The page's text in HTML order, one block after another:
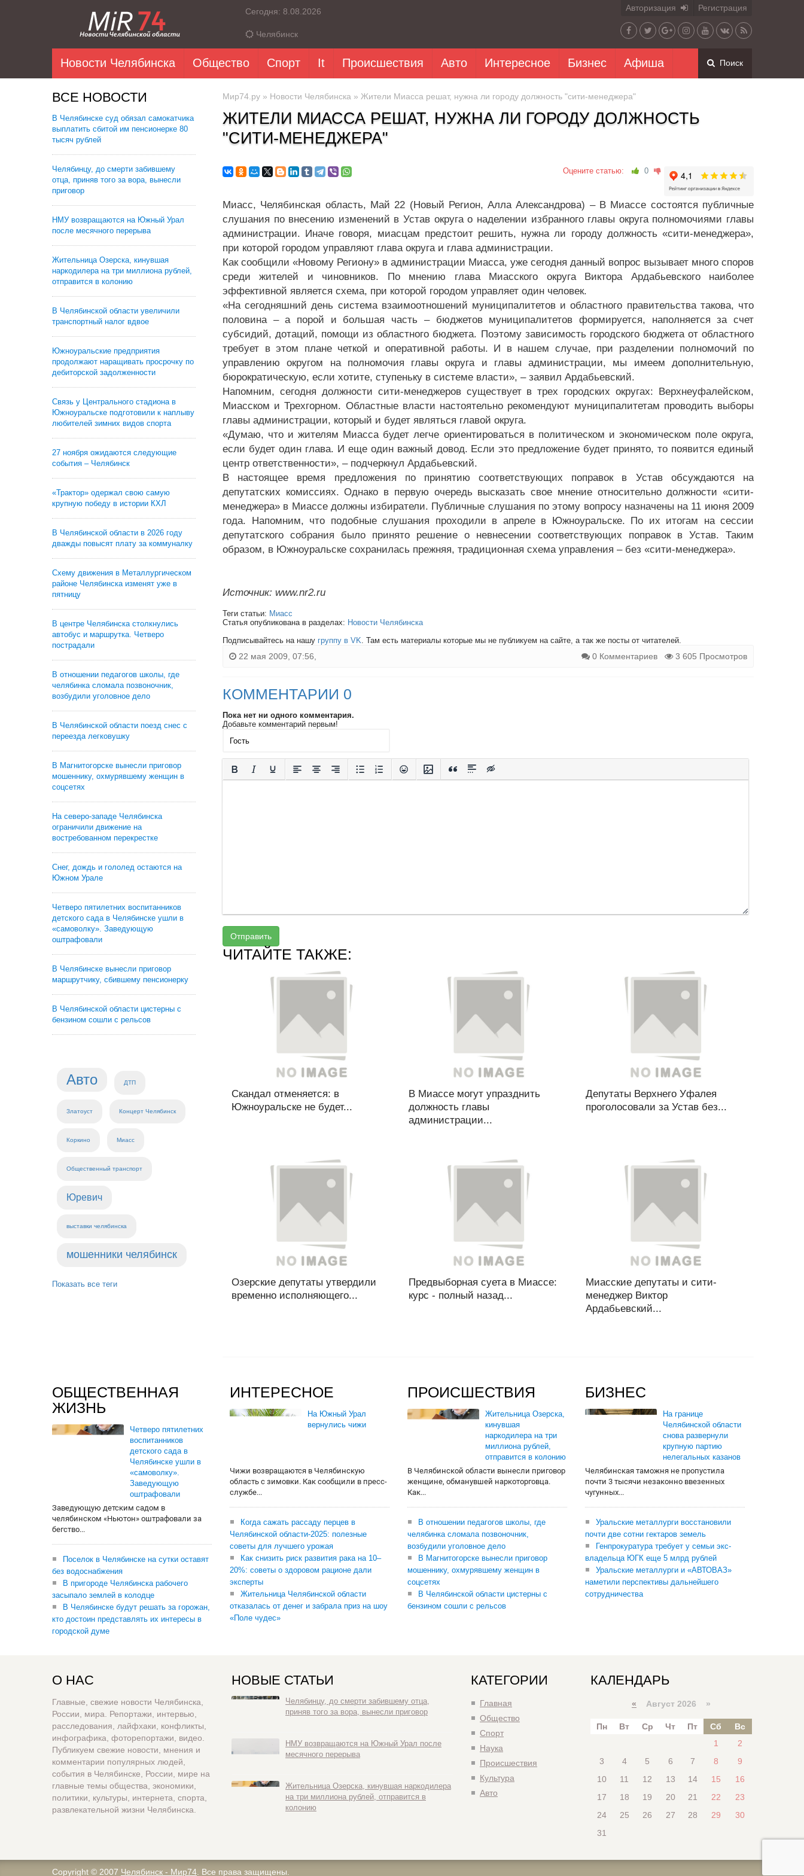
Сегодня: 8.08.2026
Челябинск
Авторизация Регистрация
Новости Челябинска Общество Спорт It Происшествия Авто Интересное Бизнес Афиша Поиск
ВСЕ НОВОСТИ
В Челябинске суд обязал самокатчика
выплатить сбитой им пенсионерке 80
тысяч рублей
Челябинцу, до смерти забившему
отца, приняв того за вора, вынесли
приговор
НМУ возвращаются на Южный Урал
после месячного перерыва
Жительница Озерска, кинувшая
наркодилера на три миллиона рублей,
отправится в колонию
В Челябинской области увеличили
транспортный налог вдвое
Южноуральские предприятия
продолжают наращивать просрочку по
дебиторской задолженности
Связь у Центрального стадиона в
Южноуральске подготовили к наплыву
любителей зимних видов спорта
27 ноября ожидаются следующие
события – Челябинск
«Трактор» одержал свою самую
крупную победу в истории КХЛ
В Челябинской области в 2026 году
дважды повысят плату за коммуналку
Схему движения в Металлургическом
районе Челябинска изменят уже в
пятницу
В центре Челябинска столкнулись
автобус и маршрутка. Четверо
пострадали
В отношении педагогов школы, где
челябинка сломала позвоночник,
возбудили уголовное дело
В Челябинской области поезд снес с
переезда легковушку
В Магнитогорске вынесли приговор
мошеннику, охмурявшему женщин в
соцсетях
На северо-западе Челябинска
ограничили движение на
востребованном перекрестке
Снег, дождь и гололед остаются на
Южном Урале
Четверо пятилетних воспитанников
детского сада в Челябинске ушли в
«самоволку». Заведующую
оштрафовали
В Челябинске вынесли приговор
маршрутчику, сбившему пенсионерку
В Челябинской области цистерны с
бензином сошли с рельсов
Авто ДТП
Златоуст Концерт Челябинск
Коркино Миасс
Общественный транспорт
Юревич
выставки челябинска
мошенники челябинск
Показать все теги
Мир74.ру » Новости Челябинска » Жители Миасса решат, нужна ли городу должность "сити-менеджера"
ЖИТЕЛИ МИАССА РЕШАТ, НУЖНА ЛИ ГОРОДУ ДОЛЖНОСТЬ
"СИТИ-МЕНЕДЖЕРА"
Оцените статью: 0
Миасс, Челябинская область, Май 22 (Новый Регион, Алла Александрова) – В Миассе состоятся публичные
слушания по внесению изменений в Устав округа о наделении избранного главы округа полномочиями главы
администрации. Иначе говоря, миасцам предстоит решить, нужна ли городу должность «сити-менеджера»,
при которой городом управляют глава округа и глава администрации.
Как сообщили «Новому Региону» в администрации Миасса, уже сегодня данный вопрос вызывает много споров
среди жителей и чиновников. По мнению глава Миасского округа Виктора Ардабьевского наиболее
эффективной является схема, при которой городом управляет один человек.
«На сегодняшний день система взаимоотношений муниципалитетов и областного правительства такова, что
половина – а порой и большая часть – бюджетов муниципалитетов формируется, наполняется за счет
субсидий, дотаций, помощи из областного бюджета. Поэтому зависимость городского бюджета от областного
требует в этом плане четкой и оперативной работы. И в нашем случае, при разделении полномочий по
управлению округом на полномочия главы округа и главы администрации, мы имеем дополнительную,
бюрократическую, если хотите, ступеньку в системе власти», – заявил Ардабьевский.
Напомним, сегодня должности сити-менеджеров существует в трех городских округах: Верхнеуфалейском,
Миасском и Трехгорном. Областные власти настоятельно рекомендуют муниципалитетам проводить выборы
главы администрации, который и будет являться главой округа.
«Думаю, что и жителям Миасса будет легче ориентироваться в политическом и экономическом поле округа,
если будет один глава. И еще один важный довод. Если это предложение будет принято, то появится единый
центр ответственности», – подчеркнул Ардабьевский.
В настоящее время предложения по принятию соответствующих поправок в Устав обсуждаются на
депутатских комиссиях. Однако в первую очередь высказать свое мнение относительно должности «сити-
менеджера» в Миассе должны избиратели. Публичные слушания по этому вопросу назначены на 11 июня 2009
года. Напомним, что подобные слушания проходили в апреле в Южноуральске. По их итогам на сессии
депутатского собрания было принято решение о невнесении соответствующих поправок в Устав. Таким
образом, в Южноуральске сохранилась прежняя, традиционная схема управления – без «сити-менеджера».
Источник: www.nr2.ru
Теги статьи: Миасс
Статья опубликована в разделах: Новости Челябинска
Подписывайтесь на нашу группу в VK. Там есть материалы которые мы не публикуем на сайте, а так же посты от читателей.
22 мая 2009, 07:56, 0 Комментариев 3 605 Просмотров
КОММЕНТАРИИ 0
Пока нет ни одного комментария.
Добавьте комментарий первым!
Отправить
ЧИТАЙТЕ ТАКЖЕ:
Скандал отменяется: в
Южноуральске не будет...
В Миассе могут упразднить
должность главы
администрации...
Депутаты Верхнего Уфалея
проголосовали за Устав без...
Озерские депутаты утвердили
временно исполняющего...
Предвыборная суета в Миассе:
курс - полный назад...
Миасские депутаты и сити-
менеджер Виктор
Ардабьевcкий...
ОБЩЕСТВЕННАЯ
ЖИЗНЬ
Четверо пятилетних
воспитанников
детского сада в
Челябинске ушли в
«самоволку».
Заведующую
оштрафовали
Заведующую детским садом в
челябинском «Ньютон» оштрафовали за
бегство...
Поселок в Челябинске на сутки оставят
без водоснабжения
В пригороде Челябинска рабочего
засыпало землей в колодце
В Челябинске будут решать за горожан,
кто достоин представлять их интересы в
городской думе
ИНТЕРЕСНОЕ
На Южный Урал
вернулись чижи
Чижи возвращаются в Челябинскую
область с зимовки. Как сообщили в пресс-
службе...
Когда сажать рассаду перцев в
Челябинской области-2025: полезные
советы для лучшего урожая
Как снизить риск развития рака на 10–
20%: советы о здоровом рационе дали
эксперты
Жительница Челябинской области
отказалась от денег и забрала приз на шоу
«Поле чудес»
ПРОИСШЕСТВИЯ
Жительница Озерска,
кинувшая
наркодилера на три
миллиона рублей,
отправится в колонию
В Челябинской области вынесли приговор
женщине, обманувшей наркоторговца.
Как...
В отношении педагогов школы, где
челябинка сломала позвоночник,
возбудили уголовное дело
В Магнитогорске вынесли приговор
мошеннику, охмурявшему женщин в
соцсетях
В Челябинской области цистерны с
бензином сошли с рельсов
БИЗНЕС
На границе
Челябинской области
снова развернули
крупную партию
нелегальных казанов
Челябинская таможня не пропустила
почти 3 тысячи незаконно ввезенных
чугунных...
Уральские металлурги восстановили
почти две сотни гектаров земель
Генпрокуратура требует у семьи экс-
владельца ЮГК еще 5 млрд рублей
Уральские металлурги и «АВТОВАЗ»
наметили перспективы дальнейшего
сотрудничества
О НАС
Главные, свежие новости Челябинска,
России, мира. Репортажи, интервью,
расследования, лайфхаки, конфликты,
инфографика, фоторепортажи, видео.
Публикуем свежие новости, мнения и
комментарии популярных людей,
события в Челябинске, России, мире на
главные темы общества, экономики,
политики, культуры, интернета, спорта,
развлекательной жизни Челябинска.
НОВЫЕ СТАТЬИ
Челябинцу, до смерти забившему отца,
приняв того за вора, вынесли приговор
НМУ возвращаются на Южный Урал после
месячного перерыва
Жительница Озерска, кинувшая наркодилера
на три миллиона рублей, отправится в
колонию
КАТЕГОРИИ
Главная
Общество
Спорт
Наука
Происшествия
Культура
Авто
КАЛЕНДАРЬ
« Август 2026 »
Пн Вт Ср Чт Пт Сб
Вс
1
2
3
4 5 6 7 8
9
10
11 12 13 14 15
16
17
18 19 20 21 22
23
24
25 26 27 28 29
30
31
Copyright © 2007 Челябинск - Мир74 . Все права защищены.